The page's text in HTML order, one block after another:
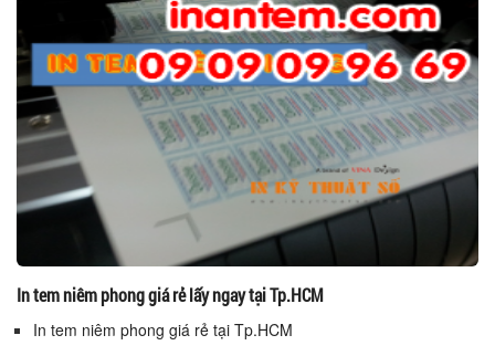
In tem niêm phong giá rẻ lấy ngay tại Tp.HCM
In tem niêm phong giá rẻ tại Tp.HCM